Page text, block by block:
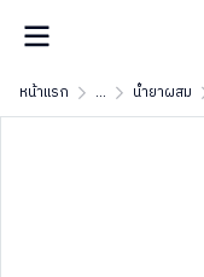
หน้าแรก ... น้ำยาผสม